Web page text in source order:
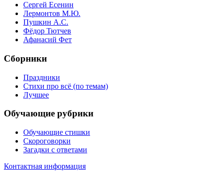
Сергей Есенин
Лермонтов М.Ю.
Пушкин А.С.
Фёдор Тютчев
Афанасий Фет
Сборники
Праздники
Стихи про всё (по темам)
Лучшее
Обучающие рубрики
Обучающие стишки
Скороговорки
Загадки с ответами
Контактная информация